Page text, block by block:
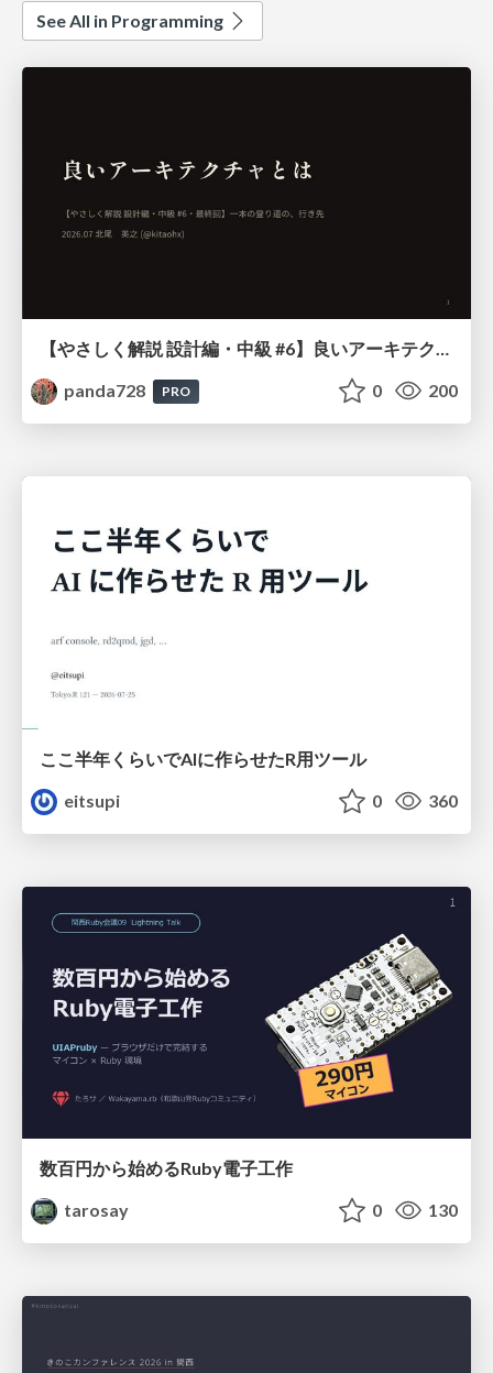
See All in Programming
【やさしく解説 設計編・中級 #6】良いアーキテクチャとは ～ 一本の登り道の、行き先 ～
panda728
PRO 0 200
ここ半年くらいでAIに作らせたR用ツール
eitsupi
0 360
数百円から始めるRuby電子工作
tarosay
0 130